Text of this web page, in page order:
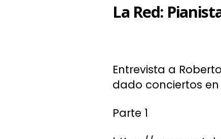
La Red:
Entrevista a
dado conciertos en
Parte 1